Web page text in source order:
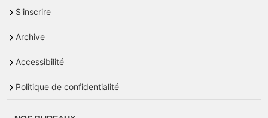
S'inscrire
Archive
Accessibilité
Politique de confidentialité